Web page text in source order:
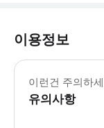
이용정보
이런건 주의하
유의사항